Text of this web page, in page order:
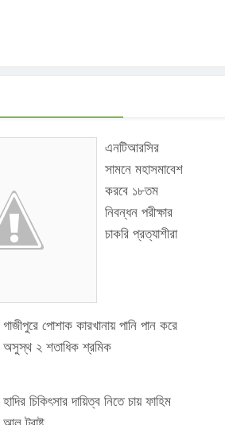
এনটিআরসির
সামনে মহাসমাবেশ
করবে ১৮তম
নিবন্ধন পরীক্ষার
চাকরি প্রত্যাশীরা
গাজীপুরে পোশাক কারখানায় পানি পান করে
অসুস্থ ২ শতাধিক শ্রমিক
হাদির চিকিৎসার দায়িত্ব নিতে চায় ফাহিম